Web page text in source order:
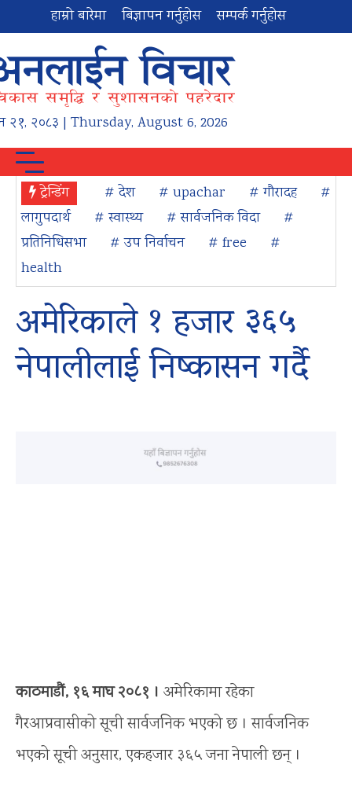
हाम्रो बारेमा बिज्ञापन गर्नुहोस सम्पर्क गर्नुहोस
२१, २०८३ | Thursday, August 6, 2026
ट्रेन्डिंग # देश # upachar # गौरादह
#
लागुपदार्थ
# स्वास्थ्य # सार्वजनिक विदा
#
प्रतिनिधिसभा
# उप निर्वाचन # free
#
health
अमेरिकाले १ हजार ३६५
नेपालीलाई निष्कासन गर्दै
काठमाडौं, १६ माघ २०८१ । अमेरिकामा रहेका
गैरआप्रवासीको सूची सार्वजनिक भएको छ । सार्वजनिक
भएको सूची अनुसार, एकहजार ३६५ जना नेपाली छन् ।